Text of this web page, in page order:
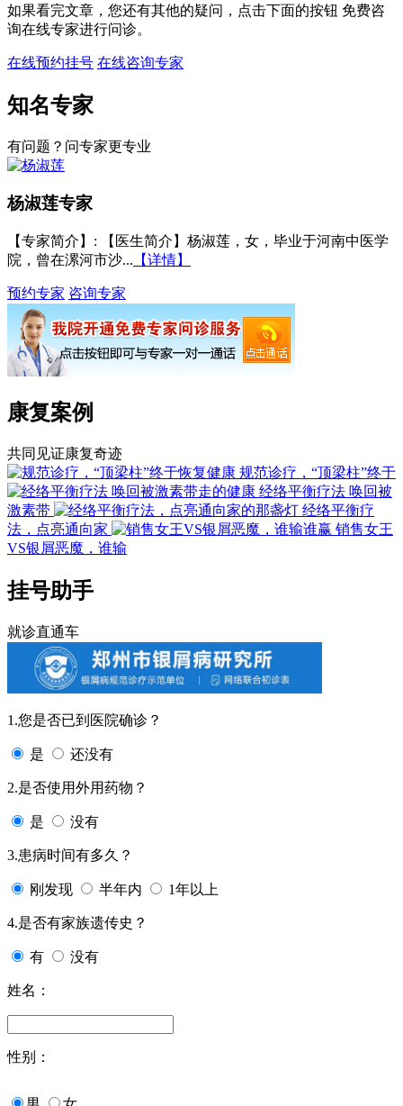
如果看完文章，您还有其他的疑问，点击下面的按钮 免费咨
询在线专家进行问诊。
在线预约挂号 在线咨询专家
知名专家
有问题？问专家更专业
杨淑莲专家
【专家简介】 : 【医生简介】杨淑莲，女，毕业于河南中医学
院，曾在漯河市沙... 【详情】
预约专家 咨询专家
康复案例
共同见证康复奇迹
规范诊疗，“顶梁柱”终于
经络平衡疗法 唤回被
激素带
经络平衡疗
法，点亮通向家
销售女王
VS银屑恶魔，谁输
挂号助手
就诊直通车
1.您是否已到医院确诊？
是 还没有
2.是否使用外用药物？
是 没有
3.患病时间有多久？
刚发现 半年内 1年以上
4.是否有家族遗传史？
有 没有
姓名：
性别：